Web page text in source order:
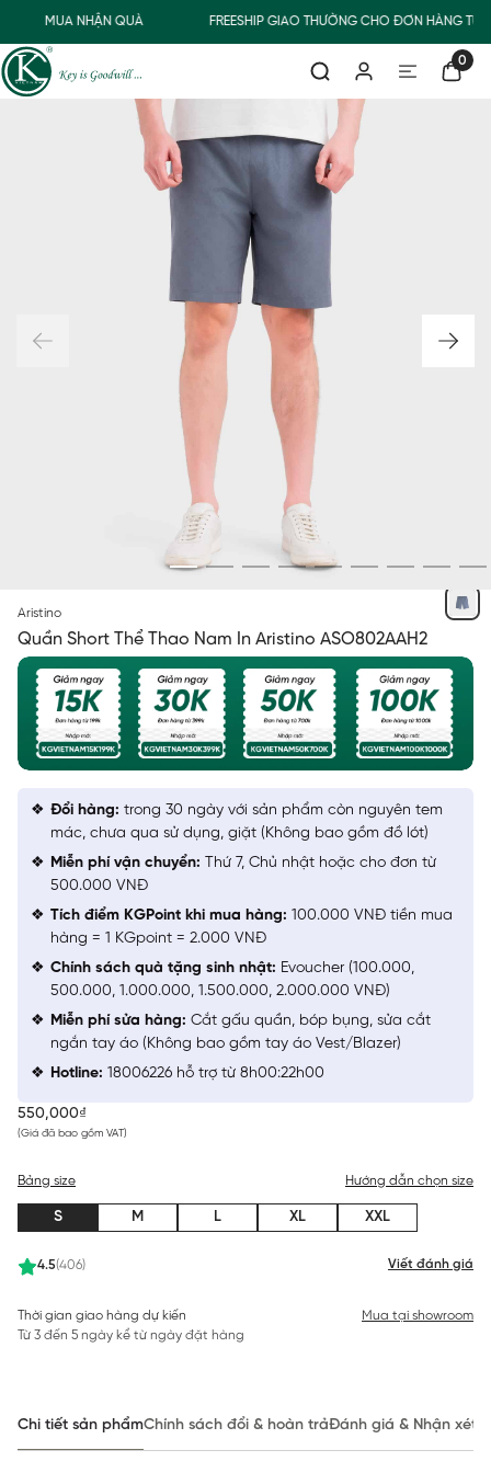
MUA NHẬN QUÀ FREESHIP GIAO THƯỜNG CHO ĐƠN HÀNG
0
Aristino
Quần Short Thể Thao Nam In Aristino ASO802AAH2
550,000₫
(Giá đã bao gồm VAT)
4.5(406) Viết đánh giá
Bảng size Hướng dẫn chọn size
S M L XL XXL
Thời gian giao hàng dự kiến
Từ 3 đến 5 ngày kể từ ngày đặt hàng
Mua tại showroom
Đổi hàng: trong 30 ngày với sản phẩm còn nguyên tem
mác, chưa qua sử dụng, giặt (Không bao gồm đồ lót)
Miễn phí vận chuyển: Thứ 7, Chủ nhật hoặc cho đơn từ
500.000 VNĐ
Tích điểm KGPoint khi mua hàng: 100.000 VNĐ tiền mua
hàng = 1 KGpoint = 2.000 VNĐ
Chính sách quà tặng sinh nhật: Evoucher (100.000,
500.000, 1.000.000, 1.500.000, 2.000.000 VNĐ)
Miễn phí sửa hàng: Cắt gấu quần, bóp bụng, sửa cắt
ngắn tay áo (Không bao gồm tay áo Vest/Blazer)
Hotline: 18006226 hỗ trợ từ 8h00:22h00
Chi tiết sản phẩmChính sách đổi & hoàn trảĐánh giá & Nhận xét